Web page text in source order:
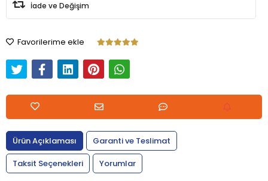
İade ve Değişim
Favorilerime ekle
Ürün Açıklaması
Garanti ve Teslimat
Taksit Seçenekleri
Yorumlar